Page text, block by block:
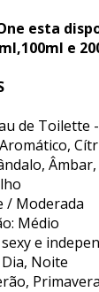
esta
e
de Toilette
/ Moderada
Médio
e
Dia, Noite
Primavera